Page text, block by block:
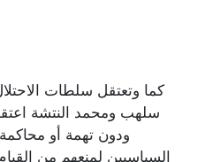
كما وتعتقل سلطات
سلهب ومحمد النتشة
ودون تهمة أو
السياسيين لمنعهم من